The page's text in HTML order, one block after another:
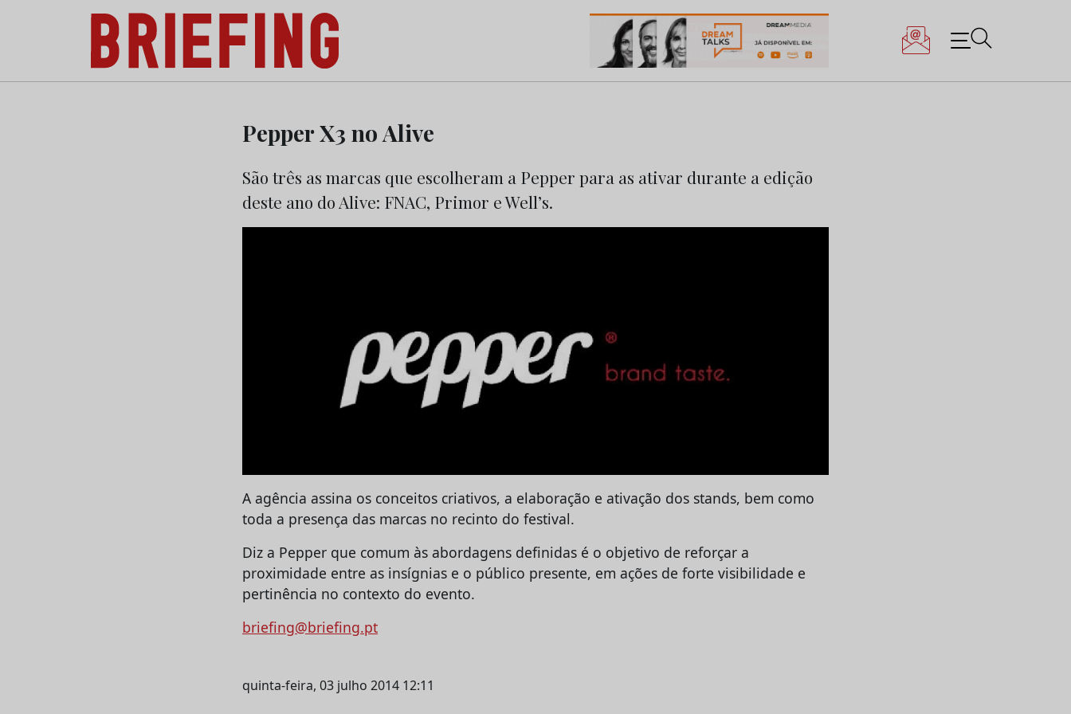
Briefing: Todas as notícias sobre os negócios do Marketing e da Publicidade
Pepper X3 no Alive
São três as marcas que escolheram a Pepper para as ativar durante a edição
deste ano do Alive: FNAC, Primor e Well’s.
A agência assina os conceitos criativos, a elaboração e ativação dos stands, bem como
toda a presença das marcas no recinto do festival.
Diz a Pepper que comum às abordagens definidas é o objetivo de reforçar a
proximidade entre as insígnias e o público presente, em ações de forte visibilidade e
pertinência no contexto do evento.
briefing@briefing.pt
quinta-feira, 03 julho 2014 12:11